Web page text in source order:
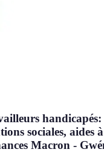
sociales, aides
Macron -